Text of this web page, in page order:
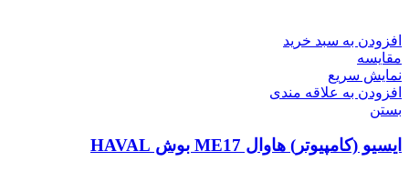
افزودن به سبد خرید
مقایسه
نمایش سریع
افزودن به علاقه مندی
بستن
ایسیو (کامپیوتر) هاوال ME17 بوش HAVAL